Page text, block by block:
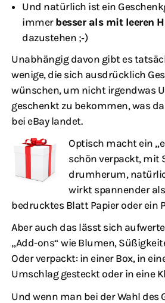
Und natürlich ist ein
immer besser als mit leeren
dazustehen ;‑)
Unabhängig davon gibt es
wenige, die sich ausdrücklich
wünschen, um nicht irgendwas
geschenkt zu bekommen, was
bei eBay landet.
Optisch macht ein
schön verpackt, mit
drumherum,
wirkt spannender
bedrucktes Blatt Papier oder ein
Aber auch das lässt sich
„Add-ons“ wie Blumen,
Oder verpackt: in einer Box, in
Umschlag gesteckt oder in eine
Und wenn man bei der Wahl des